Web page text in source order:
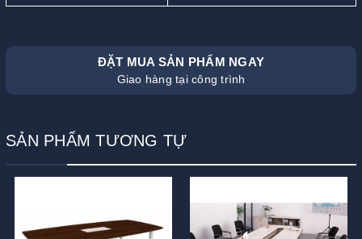
ĐẶT MUA SẢN PHẨM NGAY
Giao hàng tại công trình
SẢN PHẨM TƯƠNG TỰ